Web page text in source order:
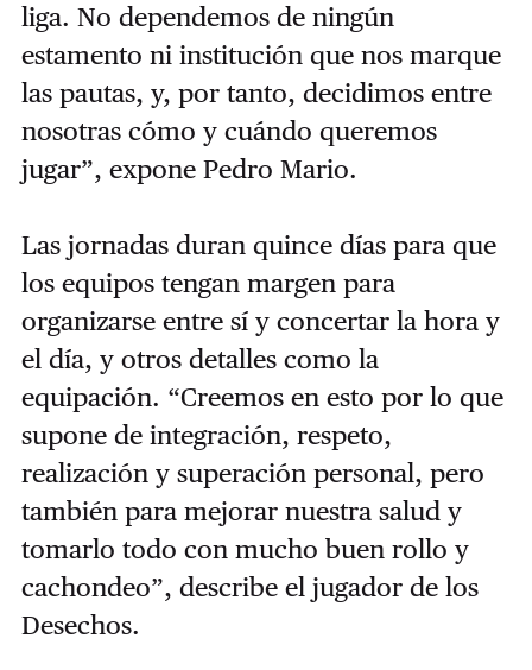
liga. No dependemos de ningún
estamento ni institución que nos marque
las pautas, y, por tanto, decidimos entre
nosotras cómo y cuándo queremos
jugar”, expone Pedro Mario.
Las jornadas duran quince días para que
los equipos tengan margen para
organizarse entre sí y concertar la hora y
el día, y otros detalles como la
equipación. “Creemos en esto por lo que
supone de integración, respeto,
realización y superación personal, pero
también para mejorar nuestra salud y
tomarlo todo con mucho buen rollo y
cachondeo”, describe el jugador de los
Desechos.